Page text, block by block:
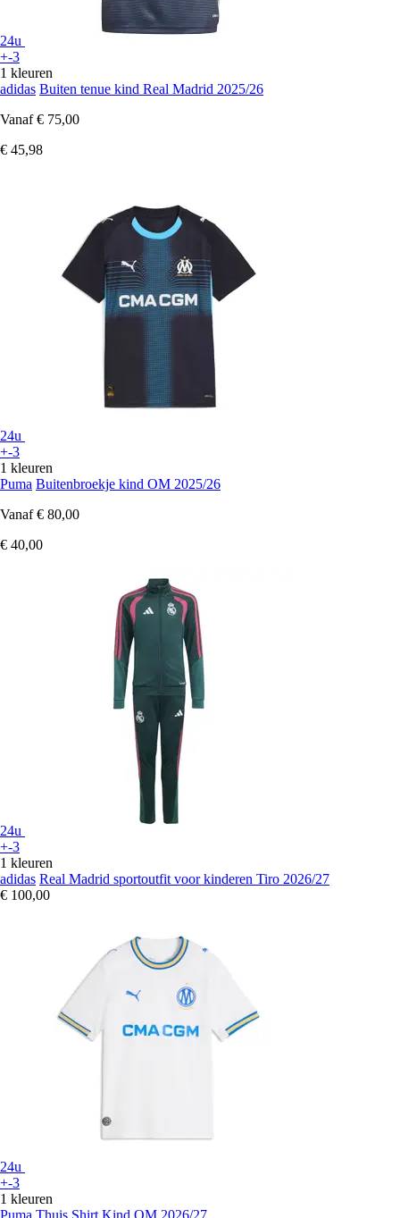
24u
+-3
1 kleuren
adidas Buiten tenue kind Real Madrid 2025/26
Vanaf € 75,00
€ 45,98
24u
+-3
1 kleuren
Puma Buitenbroekje kind OM 2025/26
Vanaf € 80,00
€ 40,00
24u
+-3
1 kleuren
adidas Real Madrid sportoutfit voor kinderen Tiro 2026/27
€ 100,00
24u
+-3
1 kleuren
Puma Thuis Shirt Kind OM 2026/27